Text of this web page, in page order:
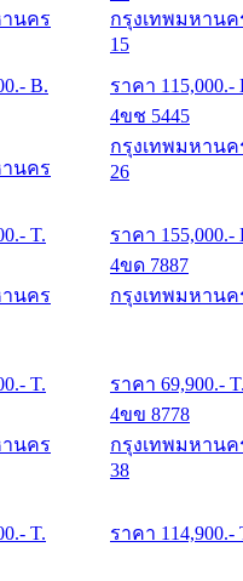
นคร
.- B.
กรุงเทพมหานค
15
ราคา 115,000.-
นคร
.- T.
4ขช 5445
กรุงเทพมหานค
26
ราคา 155,000.-
นคร
.- T.
4ขด 7887
กรุงเทพมหานค
ราคา 69,900.-
นคร
.- T.
4ขข 8778
กรุงเทพมหานค
38
ราคา 114,900.-